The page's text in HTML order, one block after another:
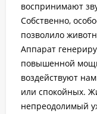
воспринимают
Собственно,
позволило
Аппарат
повышенной
воздействуют
или спокойных.
непреодолимый